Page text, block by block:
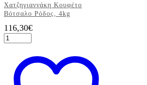
Χατζηγιαννάκη Κουφέτο
Βότσαλο Ρόδος, 4kg
116,30€
Χατζηγιαννάκη
Κουφέτο
Ρόδος,
4kg
ποσότητα